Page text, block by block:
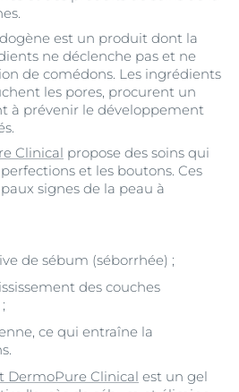
est un produit dont la
ne déclenche pas et ne
de comédons. Les ingrédients
les pores, procurent un
à prévenir le développement
Clinical propose des soins qui
et les boutons. Ces
signes de la peau à
de sébum (séborrhée) ;
des couches
ce qui entraîne la
DermoPure Clinical est un gel